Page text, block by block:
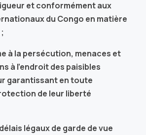
et conformément aux
du Congo en matière
à la persécution, menaces et
à l’endroit des paisibles
garantissant en toute
de leur liberté
légaux de garde de vue